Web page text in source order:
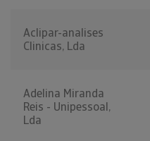
Aclipar-analises
Clinicas, Lda
Adelina Miranda
Reis - Unipessoal,
Lda